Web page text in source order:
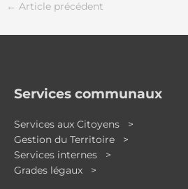
← Article précédent
Services communaux
Services aux Citoyens >
Gestion du Territoire >
Services internes >
Grades légaux >